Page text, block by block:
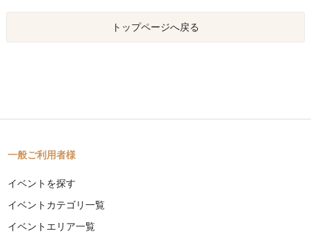
トップページへ戻る
一般ご利用者様
イベントを探す
イベントカテゴリ一覧
イベントエリア一覧